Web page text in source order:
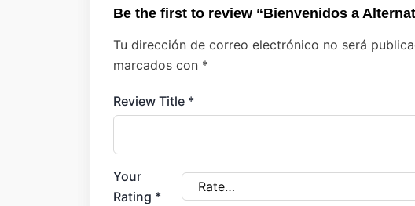
Be the first to review “Bienvenidos a
Tu dirección de correo electrónico no será
marcados con *
Review Title *
Your
Rating *